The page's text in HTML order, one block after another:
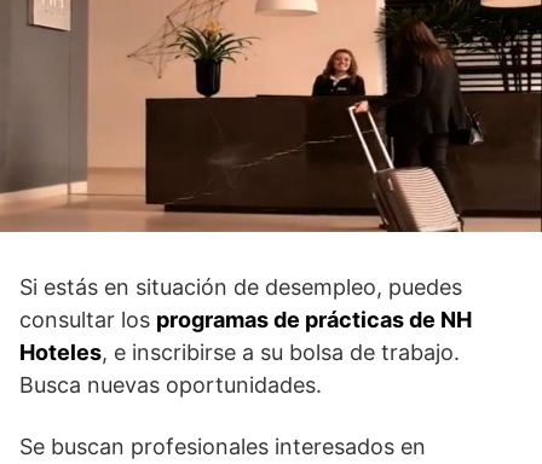
Si estás en situación de desempleo, puedes
consultar los programas de prácticas de NH
Hoteles, e inscribirse a su bolsa de trabajo.
Busca nuevas oportunidades.
Se buscan profesionales interesados en